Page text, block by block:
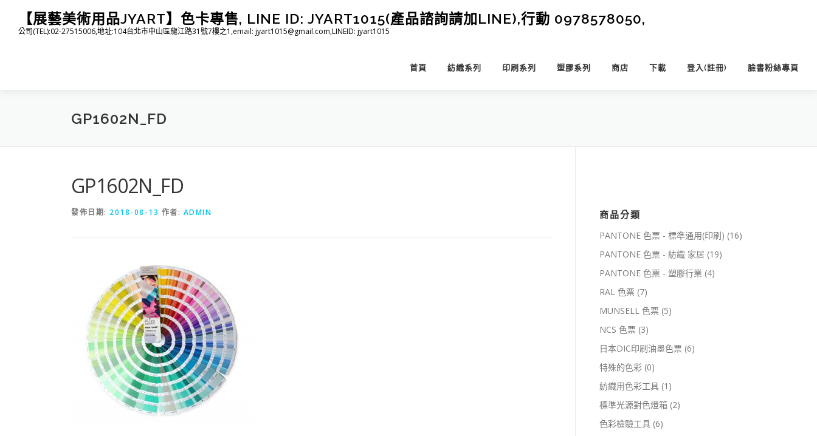
【展藝美術用品JYART】色卡專售, LINE ID: JYART1015(產品諮詢請加LINE),行動 0978578050,
公司(TEL):02-27515006,地址:104台北市中山區龍江路31號7樓之1,email: jyart1015@gmail.com,LINEID: jyart1015
首頁 紡織系列 印刷系列 塑膠系列 商店 下載 登入(註冊) 臉書粉絲專頁
GP1602N_FD
GP1602N_FD
發佈日期: 2018-08-13 作者: ADMIN 商品分類
PANTONE 色票 - 標準通用(印刷) (16)
PANTONE 色票 - 紡織 家居 (19)
PANTONE 色票 - 塑膠行業 (4)
RAL 色票 (7)
MUNSELL 色票 (5)
NCS 色票 (3)
日本DIC印刷油墨色票 (6)
特殊的色彩 (0)
紡織用色彩工具 (1)
標準光源對色燈箱 (2)
色彩檢驗工具 (6)